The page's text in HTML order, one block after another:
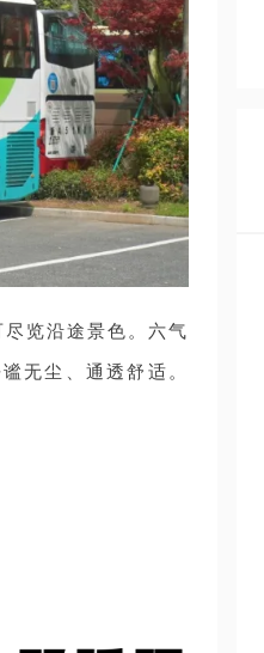
览沿途景色。六气
无尘、通透舒适。